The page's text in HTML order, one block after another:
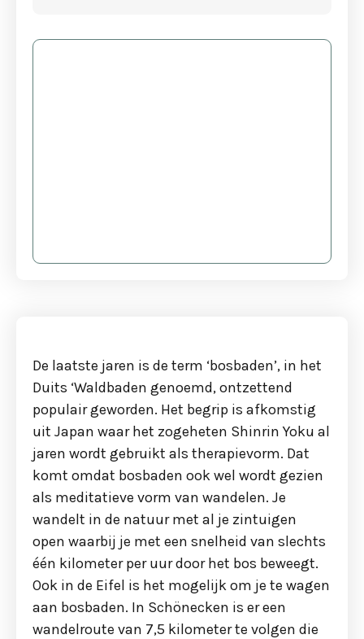
De laatste jaren is de term ‘bosbaden’, in het
Duits ‘Waldbaden genoemd, ontzettend
populair geworden. Het begrip is afkomstig
uit Japan waar het zogeheten Shinrin Yoku al
jaren wordt gebruikt als therapievorm. Dat
komt omdat bosbaden ook wel wordt gezien
als meditatieve vorm van wandelen. Je
wandelt in de natuur met al je zintuigen
open waarbij je met een snelheid van slechts
één kilometer per uur door het bos beweegt.
Ook in de Eifel is het mogelijk om je te wagen
aan bosbaden. In Schönecken is er een
wandelroute van 7,5 kilometer te volgen die